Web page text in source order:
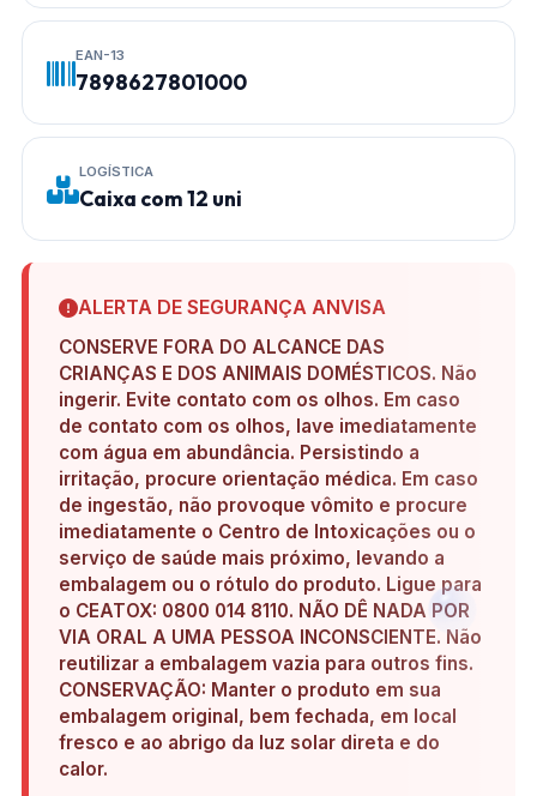
EAN-13
7898627801000
LOGÍSTICA
Caixa com 12 uni
ALERTA DE SEGURANÇA ANVISA
CONSERVE FORA DO ALCANCE DAS
CRIANÇAS E DOS ANIMAIS DOMÉSTICOS. Não
ingerir. Evite contato com os olhos. Em caso
de contato com os olhos, lave imediatamente
com água em abundância. Persistindo a
irritação, procure orientação médica. Em caso
de ingestão, não provoque vômito e procure
imediatamente o Centro de Intoxicações ou o
serviço de saúde mais próximo, levando a
embalagem ou o rótulo do produto. Ligue para
o CEATOX: 0800 014 8110. NÃO DÊ NADA POR
VIA ORAL A UMA PESSOA INCONSCIENTE. Não
reutilizar a embalagem vazia para outros fins.
CONSERVAÇÃO: Manter o produto em sua
embalagem original, bem fechada, em local
fresco e ao abrigo da luz solar direta e do
calor.